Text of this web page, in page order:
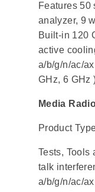
Features 50
analyzer, 9
Built-in 120
active
a/b/g/n/ac/
GHz, 6 GHz
Media
Product
Tests, Tools
talk
a/b/g/n/ac/